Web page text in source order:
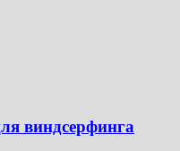
виндсерфинга